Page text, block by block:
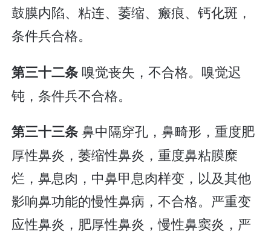
鼓膜内陷、粘连、萎缩、瘢痕、钙化斑，
条件兵合格。
第三十二条 嗅觉丧失，不合格。嗅觉迟
钝，条件兵不合格。
第三十三条鼻中隔穿孔，鼻畸形，重度肥
厚性鼻炎，萎缩性鼻炎，重度鼻粘膜糜
烂，鼻息肉，中鼻甲息肉样变，以及其他
影响鼻功能的慢性鼻病，不合格。严重变
应性鼻炎，肥厚性鼻炎，慢性鼻窦炎，严